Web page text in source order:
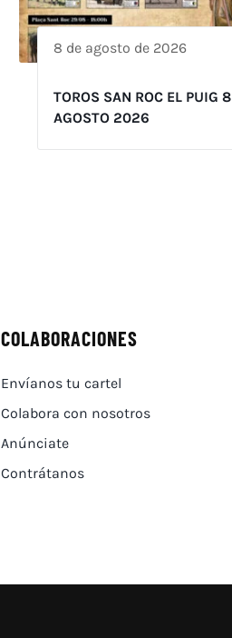
8 de agosto de 2026
TOROS SAN ROC EL PUIG 8
AGOSTO 2026
COLABORACIONES
Envíanos tu cartel
Colabora con nosotros
Anúnciate
Contrátanos